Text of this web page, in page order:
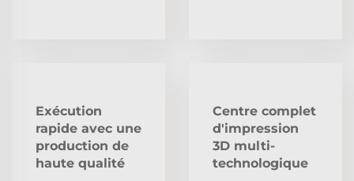
Exécution
rapide avec une
production de
haute qualité
Centre complet
d'impression
3D multi-
technologique